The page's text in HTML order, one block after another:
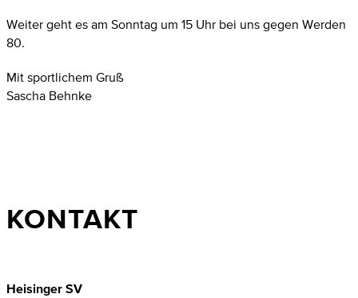
Weiter geht es am Sonntag um 15 Uhr bei uns gegen Werden
80.
Mit sportlichem Gruß
Sascha Behnke
KONTAKT
Heisinger SV